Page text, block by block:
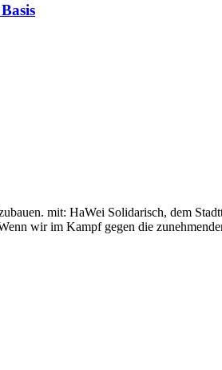
mit: HaWei Solidarisch, dem
wir im Kampf gegen die